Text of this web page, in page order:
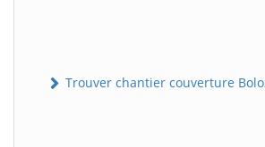
Trouver chantier couverture